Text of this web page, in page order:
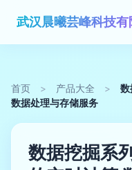
首页 > 产品大全 >
数
数据处理与存储服务
数据挖掘系